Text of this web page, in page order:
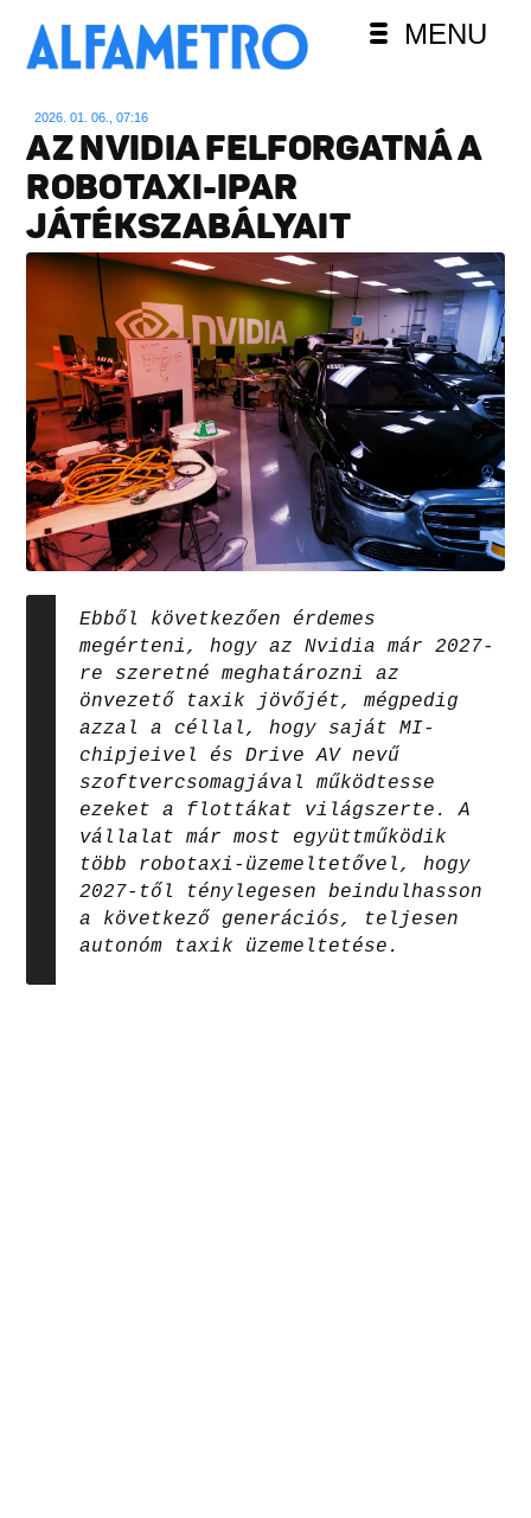
MENU
2026. 01. 06., 07:16
AZ NVIDIA FELFORGATNÁ A
ROBOTAXI-IPAR
JÁTÉKSZABÁLYAIT
Ebből következően érdemes
megérteni, hogy az Nvidia már 2027-
re szeretné meghatározni az
önvezető taxik jövőjét, mégpedig
azzal a céllal, hogy saját MI-
chipjeivel és Drive AV nevű
szoftvercsomagjával működtesse
ezeket a flottákat világszerte. A
vállalat már most együttműködik
több robotaxi-üzemeltetővel, hogy
2027-től ténylegesen beindulhasson
a következő generációs, teljesen
autonóm taxik üzemeltetése.